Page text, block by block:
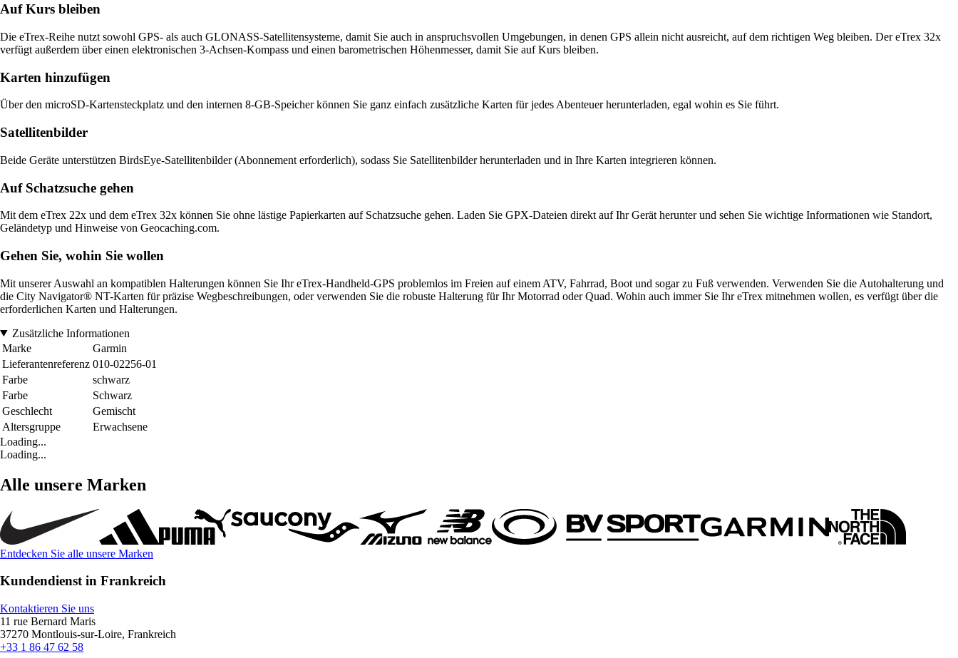
Auf Kurs bleiben
Die eTrex-Reihe nutzt sowohl GPS- als auch GLONASS-Satellitensysteme, damit Sie auch in anspruchsvollen Umgebungen, in denen GPS allein nicht ausreicht, auf dem richtigen Weg bleiben. Der eTrex 32x
verfügt außerdem über einen elektronischen 3-Achsen-Kompass und einen barometrischen Höhenmesser, damit Sie auf Kurs bleiben.
Karten hinzufügen
Über den microSD-Kartensteckplatz und den internen 8-GB-Speicher können Sie ganz einfach zusätzliche Karten für jedes Abenteuer herunterladen, egal wohin es Sie führt.
Satellitenbilder
Beide Geräte unterstützen BirdsEye-Satellitenbilder (Abonnement erforderlich), sodass Sie Satellitenbilder herunterladen und in Ihre Karten integrieren können.
Auf Schatzsuche gehen
Mit dem eTrex 22x und dem eTrex 32x können Sie ohne lästige Papierkarten auf Schatzsuche gehen. Laden Sie GPX-Dateien direkt auf Ihr Gerät herunter und sehen Sie wichtige Informationen wie Standort,
Geländetyp und Hinweise von Geocaching.com.
Gehen Sie, wohin Sie wollen
Mit unserer Auswahl an kompatiblen Halterungen können Sie Ihr eTrex-Handheld-GPS problemlos im Freien auf einem ATV, Fahrrad, Boot und sogar zu Fuß verwenden. Verwenden Sie die Autohalterung und
die City Navigator® NT-Karten für präzise Wegbeschreibungen, oder verwenden Sie die robuste Halterung für Ihr Motorrad oder Quad. Wohin auch immer Sie Ihr eTrex mitnehmen wollen, es verfügt über die
erforderlichen Karten und Halterungen.
Zusätzliche Informationen
Marke
Garmin
Lieferantenreferenz 010-02256-01
Farbe
schwarz
Farbe
Schwarz
Geschlecht
Gemischt
Altersgruppe
Erwachsene
Loading...
Loading...
Alle unsere Marken
Entdecken Sie alle unsere Marken
Kundendienst in Frankreich
Kontaktieren Sie uns
11 rue Bernard Maris
37270 Montlouis-sur-Loire, Frankreich
+33 1 86 47 62 58